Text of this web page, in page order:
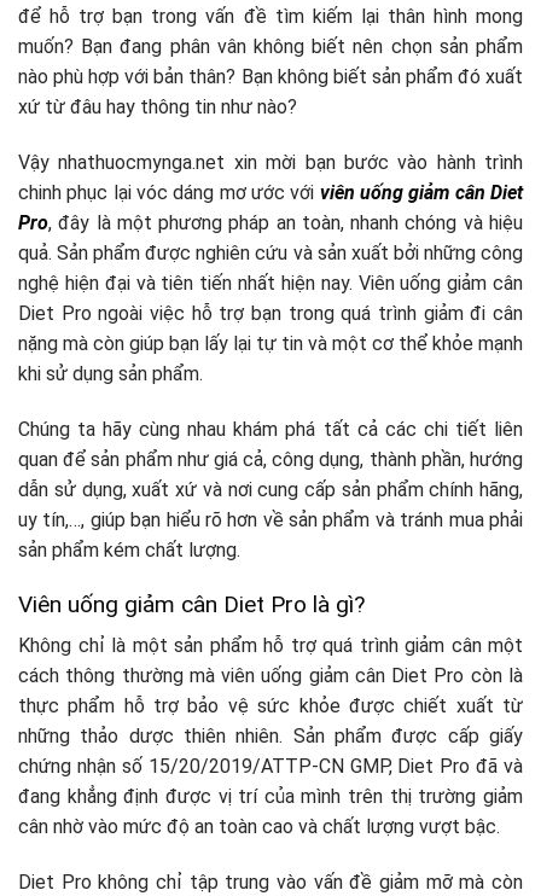
để hỗ trợ bạn trong vấn đề tìm kiếm lại thân hình mong
muốn? Bạn đang phân vân không biết nên chọn sản phẩm
nào phù hợp với bản thân? Bạn không biết sản phẩm đó xuất
xứ từ đâu hay thông tin như nào?
Vậy nhathuocmynga.net xin mời bạn bước vào hành trình
chinh phục lại vóc dáng mơ ước với viên uống giảm cân Diet
Pro, đây là một phương pháp an toàn, nhanh chóng và hiệu
quả. Sản phẩm được nghiên cứu và sản xuất bởi những công
nghệ hiện đại và tiên tiến nhất hiện nay. Viên uống giảm cân
Diet Pro ngoài việc hỗ trợ bạn trong quá trình giảm đi cân
nặng mà còn giúp bạn lấy lại tự tin và một cơ thể khỏe mạnh
khi sử dụng sản phẩm.
Chúng ta hãy cùng nhau khám phá tất cả các chi tiết liên
quan để sản phẩm như giá cả, công dụng, thành phần, hướng
dẫn sử dụng, xuất xứ và nơi cung cấp sản phẩm chính hãng,
uy tín,…, giúp bạn hiểu rõ hơn về sản phẩm và tránh mua phải
sản phẩm kém chất lượng.
Viên uống giảm cân Diet Pro là gì?
Không chỉ là một sản phẩm hỗ trợ quá trình giảm cân một
cách thông thường mà viên uống giảm cân Diet Pro còn là
thực phẩm hỗ trợ bảo vệ sức khỏe được chiết xuất từ
những thảo dược thiên nhiên. Sản phẩm được cấp giấy
chứng nhận số 15/20/2019/ATTP-CN GMP, Diet Pro đã và
đang khẳng định được vị trí của mình trên thị trường giảm
cân nhờ vào mức độ an toàn cao và chất lượng vượt bậc.
Diet Pro không chỉ tập trung vào vấn đề giảm mỡ mà còn